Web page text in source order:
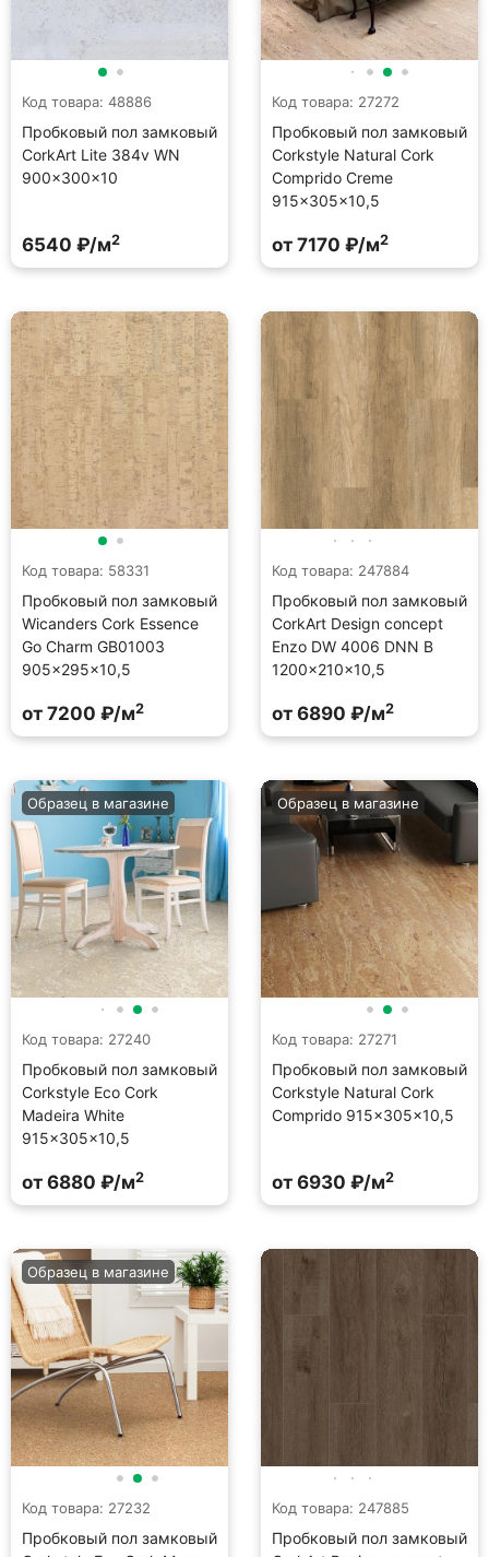
Код товара: 48886
Пробковый пол замковый
CorkArt Lite 384v WN
900×300×10
6540 ₽/м2
Код товара: 27272
Пробковый пол замковый
Corkstyle Natural Cork
Comprido Creme
915×305×10,5
от 7170 ₽/м2
Код товара: 58331
Пробковый пол замковый
Wicanders Cork Essence
Go Charm GB01003
905×295×10,5
от 7200 ₽/м2
Код товара: 247884
Пробковый пол замковый
CorkArt Design concept
Enzo DW 4006 DNN B
1200×210×10,5
от 6890 ₽/м2
Код товара: 27240
Пробковый пол замковый
Corkstyle Eco Cork
Madeira White
915×305×10,5
Образец в магазине
от 6880 ₽/м2
Код товара: 27271
Пробковый пол замковый
Corkstyle Natural Cork
Comprido 915×305×10,5
Образец в магазине
от 6930 ₽/м2
Код товара: 27232
Пробковый пол замковый
Образец в магазине
Код товара: 247885
Пробковый пол замковый